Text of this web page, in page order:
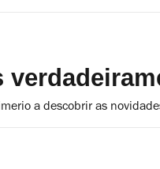
a descobrir as